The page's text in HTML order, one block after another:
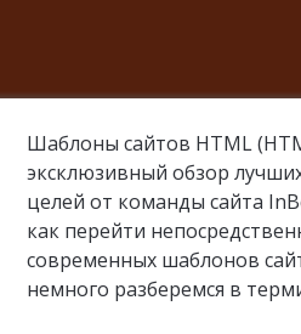
Шаблоны сайтов HTML
эксклюзивный обзор
целей от команды сайта
как перейти
современных шаблонов
немного разберемся в